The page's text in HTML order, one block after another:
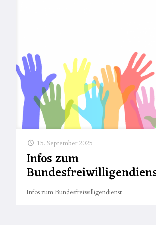
15. September 2025
Infos zum
Infos zum Bundesfreiwilligendienst